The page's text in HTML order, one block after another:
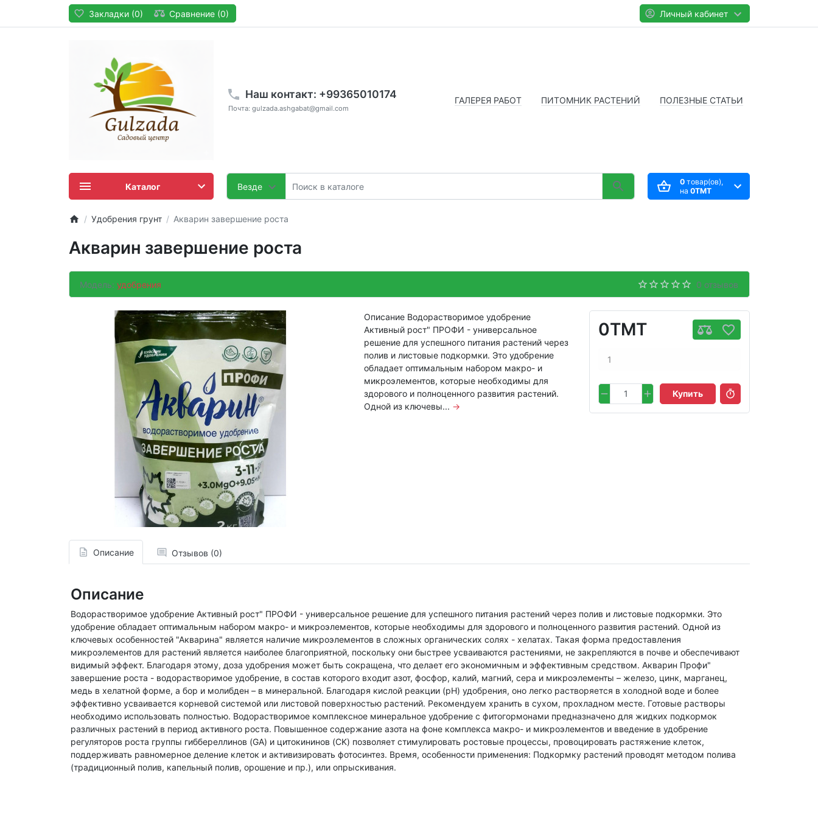
Закладки (0) Сравнение (0) Личный кабинет
Наш контакт: +99365010174
Почта: gulzada.ashgabat@gmail.com
Везде
ГАЛЕРЕЯ РАБОТ ПИТОМНИК РАСТЕНИЙ ПОЛЕЗНЫЕ СТАТЬИ
0товар(ов),
на 0TMT
Каталог
Удобрения грунт Акварин завершение роста
Акварин завершение роста
Модель: удобрения 0 отзывов
0TMT
1
Купить
Описание Водорастворимое удобрение
Активный рост" ПРОФИ - универсальное
решение для успешного питания растений через
полив и листовые подкормки. Это удобрение
обладает оптимальным набором макро- и
микроэлементов, которые необходимы для
здорового и полноценного развития растений.
Одной из ключевы... →
Описание Отзывов (0)
Описание
Водорастворимое удобрение Активный рост" ПРОФИ - универсальное решение для успешного питания растений через полив и листовые подкормки. Это
удобрение обладает оптимальным набором макро- и микроэлементов, которые необходимы для здорового и полноценного развития растений. Одной из
ключевых особенностей "Акварина" является наличие микроэлементов в сложных органических солях - хелатах. Такая форма предоставления
микроэлементов для растений является наиболее благоприятной, поскольку они быстрее усваиваются растениями, не закрепляются в почве и обеспечивают
видимый эффект. Благодаря этому, доза удобрения может быть сокращена, что делает его экономичным и эффективным средством. Акварин Профи"
завершение роста - водорастворимое удобрение, в состав которого входит азот, фосфор, калий, магний, сера и микроэлементы – железо, цинк, марганец,
медь в хелатной форме, а бор и молибден – в минеральной. Благодаря кислой реакции (рН) удобрения, оно легко растворяется в холодной воде и более
эффективно усваивается корневой системой или листовой поверхностью растений. Рекомендуем хранить в сухом, прохладном месте. Готовые растворы
необходимо использовать полностью. Водорастворимое комплексное минеральное удобрение с фитогормонами предназначено для жидких подкормок
различных растений в период активного роста. Повышенное содержание азота на фоне комплекса макро- и микроэлементов и введение в удобрение
регуляторов роста группы гиббереллинов (GA) и цитокининов (CK) позволяет стимулировать ростовые процессы, провоцировать растяжение клеток,
поддерживать равномерное деление клеток и активизировать фотосинтез. Время, особенности применения: Подкормку растений проводят методом полива
(традиционный полив, капельный полив, орошение и пр.), или опрыскивания.